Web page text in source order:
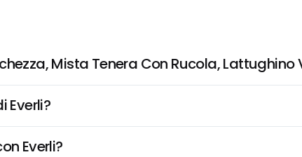
Mista Tenera Con Rucola, Lattughino
Everli?
Everli?